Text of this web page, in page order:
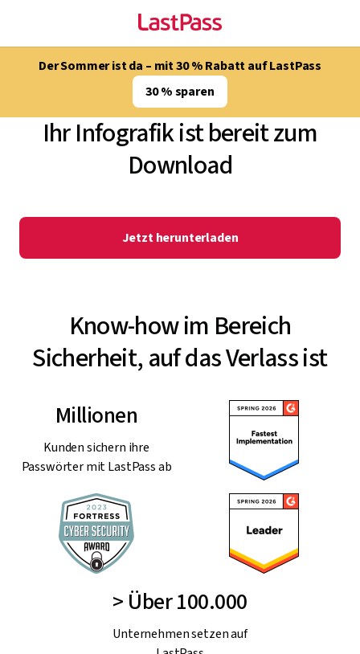
Der Sommer ist da – mit 30 % Rabatt auf LastPass
30 % sparen
Ihr Infografik ist bereit zum
Download
Jetzt herunterladen
Know-how im Bereich
Sicherheit, auf das Verlass ist
Millionen
Kunden sichern ihre
Passwörter mit LastPass ab
> Über 100.000
Unternehmen setzen auf